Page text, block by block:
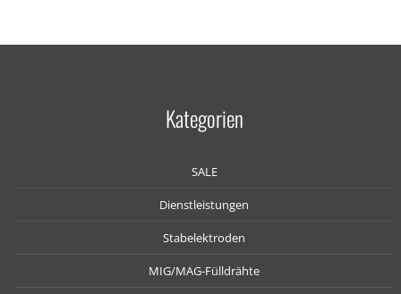
Kategorien
SALE
Dienstleistungen
Stabelektroden
MIG/MAG-Fülldrähte